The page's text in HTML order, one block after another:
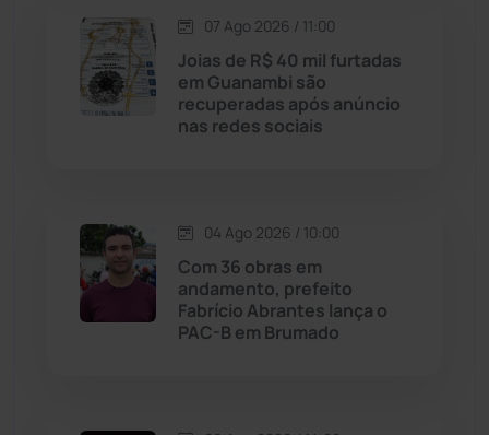
Licínio de Almeida
Livramento de Nossa... (1338)
Malhada
Malhada de Pedras
07 Ago 2026 / 11:00
Joias de R$ 40 mil furtadas
em Guanambi são
recuperadas após anúncio
nas redes sociais
04 Ago 2026 / 10:00
Com 36 obras em
andamento, prefeito
Fabrício Abrantes lança o
PAC-B em Brumado